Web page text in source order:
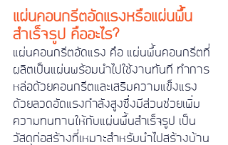
แผ่นคอนกรีตอัดแรงหรือแผ่นพื้น
สำเร็จรูป คืออะไร?
แผ่นคอนกรีตอัดแรง คือ แผ่นพื้นคอนกรีตที่
ผลิตเป็นแผ่นพร้อมนำไปใช้งานทันที ทำการ
หล่อด้วยคอนกรีตและเสริมความแข็งแรง
ด้วยลวดอัดแรงกำลังสูงซึ่งมีส่วนช่วยเพิ่ม
ความทนทานให้กับแผ่นพื้นสำเร็จรูป เป็น
วัสดุก่อสร้างที่เหมาะสำหรับนำไปสร้างบ้าน